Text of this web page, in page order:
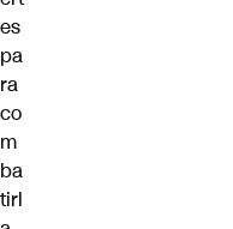
es
pa
ra
co
m
ba
tirl